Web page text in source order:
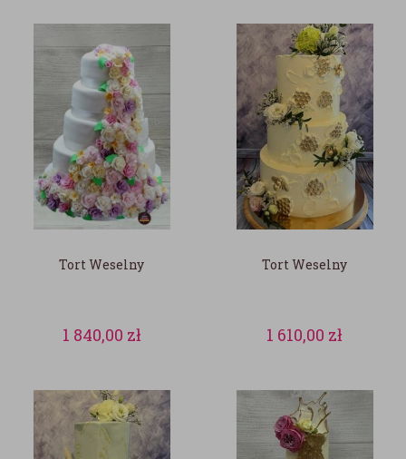
Tort Weselny
1 840,00 zł
Tort Weselny
1 610,00 zł